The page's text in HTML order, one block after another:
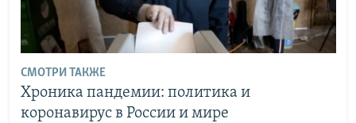
СМОТРИ ТАКЖЕ
Хроника пандемии: политика и
коронавирус в России и мире